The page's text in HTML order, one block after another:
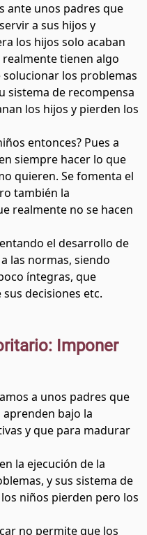
ante unos padres que
a sus hijos y
los hijos solo acaban
tienen algo
los problemas
sistema de recompensa
los hijos y pierden los
entonces? Pues a
siempre hacer lo que
quieren. Se fomenta el
también la
realmente no se hacen
el desarrollo de
las normas, siendo
íntegras, que
decisiones etc.
Imponer
a unos padres que
bajo la
y que para madurar
la ejecución de la
y sus sistema de
niños pierden pero los
no permite que los